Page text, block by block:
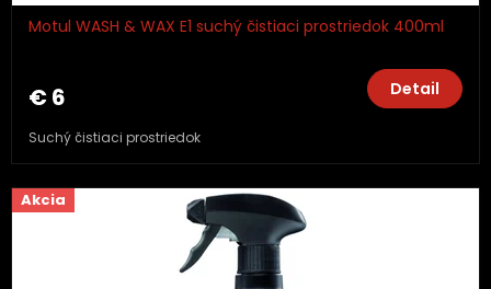
Motul WASH & WAX E1 suchý čistiaci prostriedok 400ml
€ 6 Detail
Suchý čistiaci prostriedok
Akcia